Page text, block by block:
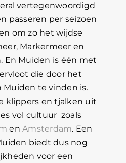
vertegenwoordigd
passeren per seizoen
om zo het wijdse
Markermeer en
En Muiden is één met
die door het
Muiden te vinden is.
klippers en tjalken uit
vol cultuur zoals
enAmsterdam. Een
biedt dus nog
voor een